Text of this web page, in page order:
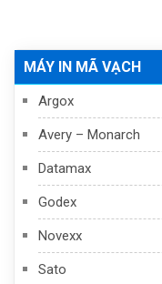
MÁY IN MÃ VẠCH
Argox
Avery – Monarch
Datamax
Godex
Novexx
Sato